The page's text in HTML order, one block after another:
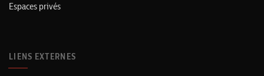
Espaces privés
LIENS EXTERNES